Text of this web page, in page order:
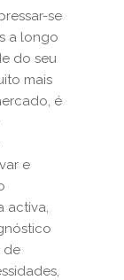
se
a longo
do seu
mais
é
e
activa,
de